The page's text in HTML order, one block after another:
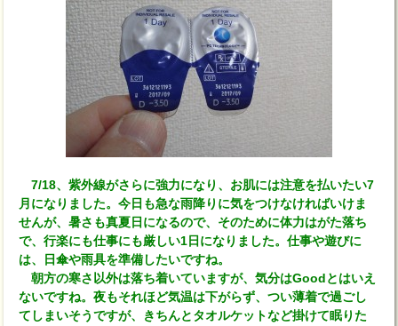
7/18、紫外線がさらに強力になり、お肌には注意を払いたい7
月になりました。今日も急な雨降りに気をつけなければいけま
せんが、暑さも真夏日になるので、そのために体力はがた落ち
で、行楽にも仕事にも厳しい1日になりました。仕事や遊びに
は、日傘や雨具を準備したいですね。
朝方の寒さ以外は落ち着いていますが、気分はGoodとはいえ
ないですね。夜もそれほど気温は下がらず、つい薄着で過ごし
てしまいそうですが、きちんとタオルケットなど掛けて眠りた